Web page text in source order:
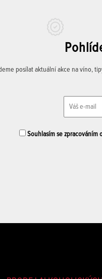
posílat aktuální akce na víno,
Souhlasím se zpracováním